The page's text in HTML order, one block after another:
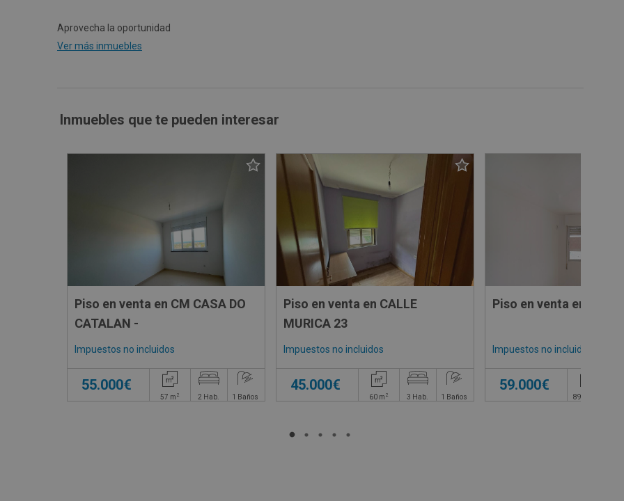
Aprovecha la oportunidad
Ver más inmuebles
Inmuebles que te pueden interesar
Piso en venta en CM CASA DO
CATALAN -
Impuestos no incluidos
55.000€
57 m 2 2 Hab. 1 Baños
Piso en venta en CALLE
MURICA 23
Impuestos no incluidos
45.000€
60 m 2 3 Hab. 1 Baños
Impuestos no incluidos
59.000€
89,19